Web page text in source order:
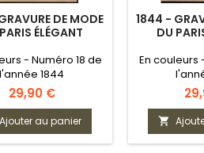
DE MODE
ÉLÉGANT
- Numéro 18 de
l'année 1844
Prix
29,90 €
Ajouter au panier
1844 -
DU
En couleurs
Prix
